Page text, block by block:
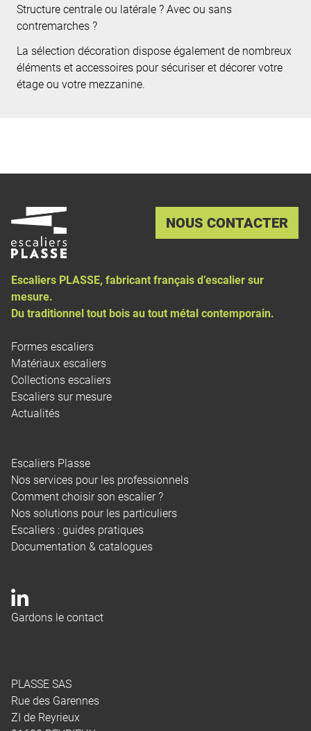
Structure centrale ou latérale ? Avec ou sans
contremarches ?
La sélection décoration dispose également de nombreux
éléments et accessoires pour sécuriser et décorer votre
étage ou votre mezzanine.
NOUS CONTACTER
Escaliers PLASSE, fabricant français d’escalier sur
mesure.
Du traditionnel tout bois au tout métal contemporain.
Formes escaliers
Matériaux escaliers
Collections escaliers
Escaliers sur mesure
Actualités
Escaliers Plasse
Nos services pour les professionnels
Comment choisir son escalier ?
Nos solutions pour les particuliers
Escaliers : guides pratiques
Documentation & catalogues
Gardons le contact
PLASSE SAS
Rue des Garennes
ZI de Reyrieux